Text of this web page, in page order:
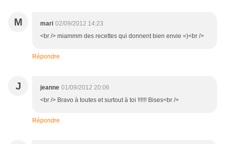
M mari 02/09/2012 14:23
<br /> miammm des recettes qui donnent bien envie =)<br />
Répondre
J jeanne 01/09/2012 20:06
<br /> Bravo à toutes et surtout à toi !!!!!! Bises<br />
Répondre